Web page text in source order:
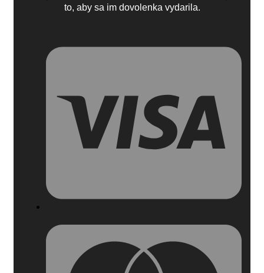
to, aby sa im dovolenka vydarila.